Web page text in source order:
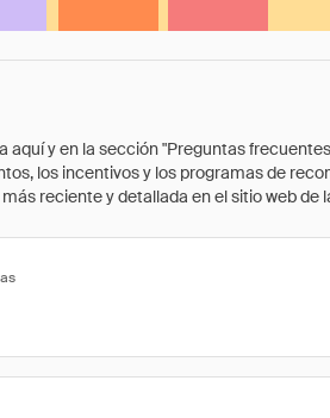
y en la sección "Preguntas
los incentivos y los programas de
reciente y detallada en el sitio web de